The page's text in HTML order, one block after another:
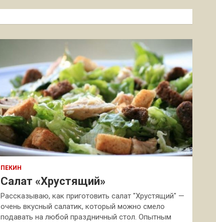
к
ПЕКИН
Салат «Хрустящий»
Рассказываю, как приготовить салат "Хрустящий" —
очень вкусный салатик, который можно смело
подавать на любой праздничный стол. Опытным